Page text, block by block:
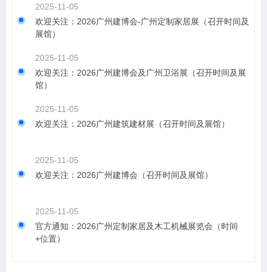
2025-11-05
欢迎关注：2026广州建博会-广州定制家居展（召开时间及
展馆）
2025-11-05
欢迎关注：2026广州建博会及广州卫浴展（召开时间及展
馆）
2025-11-05
欢迎关注：2026广州建筑建材展（召开时间及展馆）
2025-11-05
欢迎关注：2026广州建博会（召开时间及展馆）
2025-11-05
官方通知：2026广州定制家居及木工机械展览会（时间
+位置）